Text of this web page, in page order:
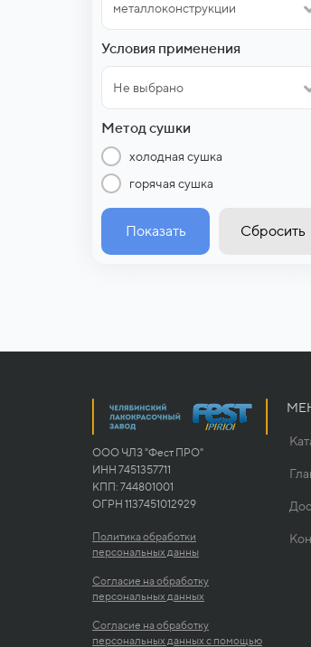
металлоконструкции
Условия применения
Не выбрано
Метод сушки
холодная сушка
горячая сушка
Показать Сбросить
ООО ЧЛЗ "Фест ПРО"
ИНН 7451357711
КПП: 744801001
ОГРН 1137451012929
Политика обработки
персональных данны
Согласие на обработку
персональных данных
Согласие на обработку
персональных данных с помощью